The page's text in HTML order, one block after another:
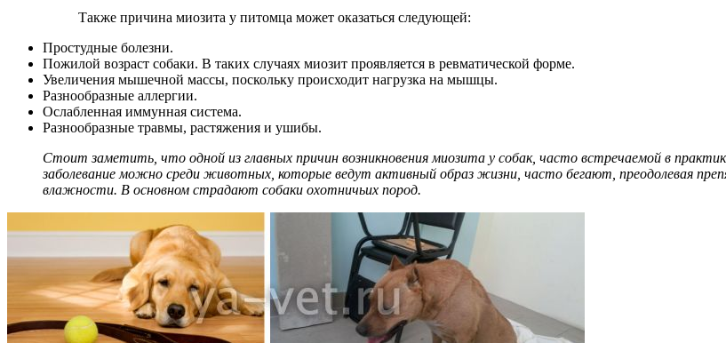
Также причина миозита у питомца может оказаться следующей:
Простудные болезни.
Пожилой возраст собаки. В таких случаях миозит проявляется в ревматической форме.
Увеличения мышечной массы, поскольку происходит нагрузка на мышцы.
Разнообразные аллергии.
Ослабленная иммунная система.
Разнообразные травмы, растяжения и ушибы.
Стоит заметить, что одной из главных причин возникновения миозита у собак, часто встречаемой в
заболевание можно среди животных, которые ведут активный образ жизни, часто бегают, преодолевая
влажности. В основном страдают собаки охотничьих пород.